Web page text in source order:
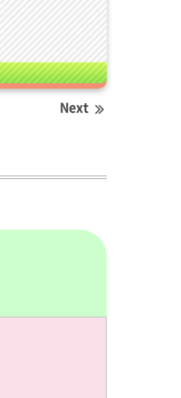
Next